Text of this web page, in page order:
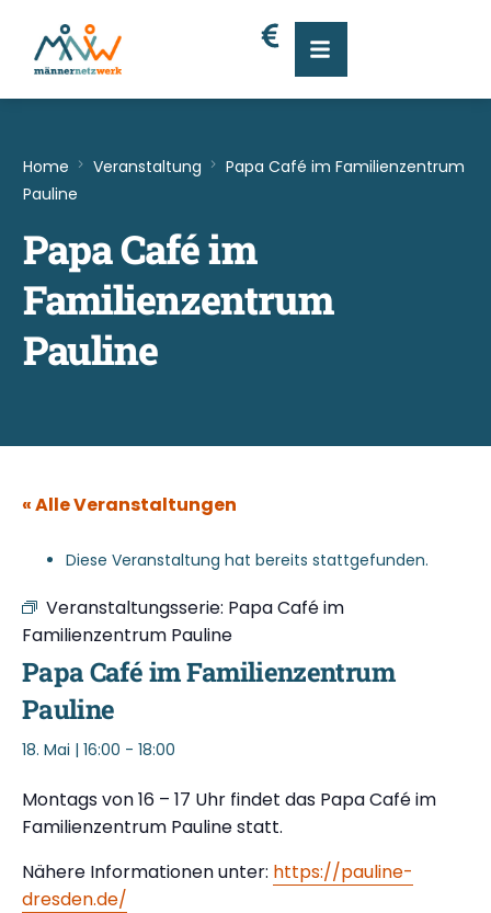
Home Veranstaltung
Papa Café im Familienzentrum
Pauline
Papa Café im
Familienzentrum
Pauline
« Alle Veranstaltungen
Diese Veranstaltung hat bereits stattgefunden.
Veranstaltungsserie: Papa Café im
Familienzentrum Pauline
Papa Café im Familienzentrum
Pauline
18. Mai | 16:00 - 18:00
Montags von 16 – 17 Uhr findet das Papa Café im
Familienzentrum Pauline statt.
Nähere Informationen unter: https://pauline-
dresden.de/